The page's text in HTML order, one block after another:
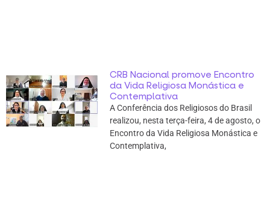
CRB Nacional promove Encontro
da Vida Religiosa Monástica e
Contemplativa
A Conferência dos Religiosos do Brasil
realizou, nesta terça-feira, 4 de agosto, o
Encontro da Vida Religiosa Monástica e
Contemplativa,